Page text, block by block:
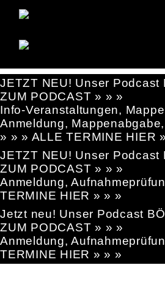
JETZT NEU! Unser Podcast
ZUM PODCAST » » »
Info-Veranstaltungen,
Anmeldung,
» » » ALLE TERMINE HIER
JETZT NEU! Unser Podcast
ZUM PODCAST » » »
Anmeldung,
TERMINE HIER » » »
Jetzt neu! Unser Podcast
ZUM PODCAST » » »
Anmeldung,
TERMINE HIER » » »